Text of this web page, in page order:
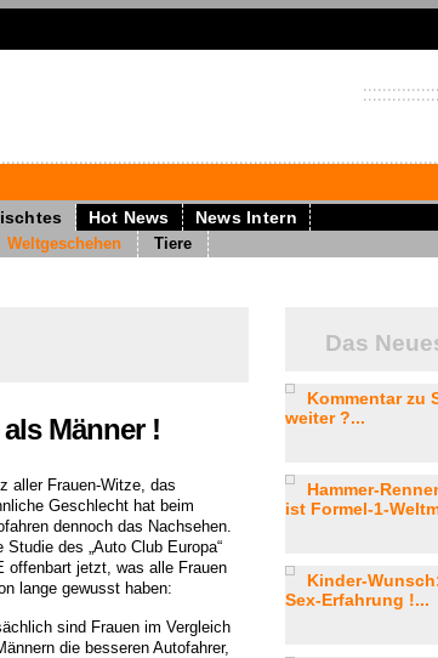
Hot News News Intern
Weltgeschehen Tiere
Männer !
aller Frauen-Witze, das
Geschlecht hat beim
dennoch das Nachsehen.
Studie des „Auto Club Europa“
offenbart jetzt, was alle Frauen
lange gewusst haben:
sind Frauen im Vergleich
die besseren Autofahrer,
Das
Kommentar zu
weiter ?...
Hammer-
ist Formel-1-
Kinder-
Sex-Erfahrung !...